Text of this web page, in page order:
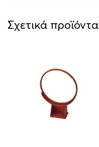
Σχετικά προϊόντα